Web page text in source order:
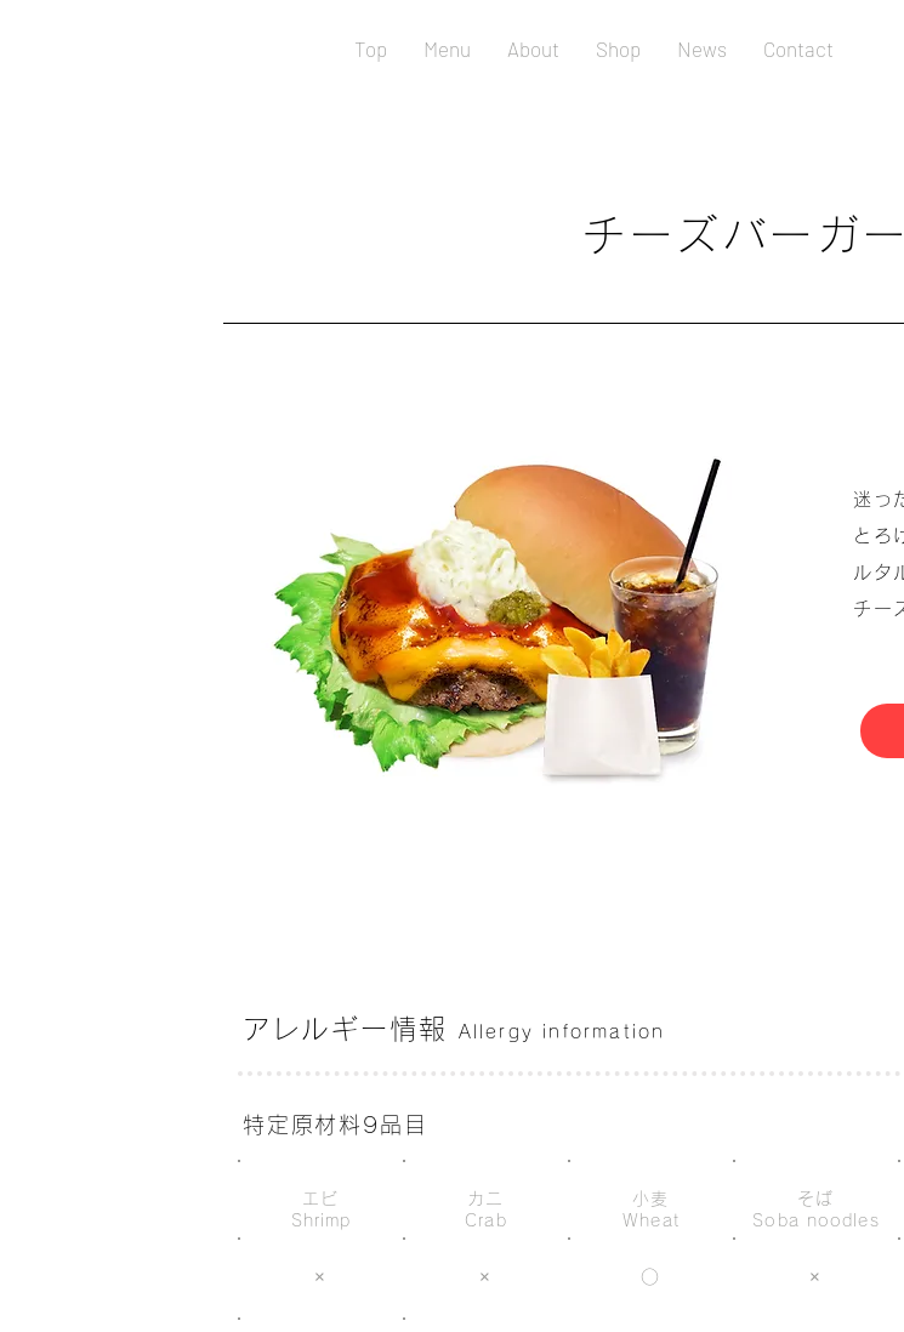
Top Menu About Shop News Contact
チーズバーガ
迷っ
とろ
ルタ
チー
アレルギー情報 Allergy information
特定原材料9品目
Shrimp
エビ
×
Crab
カニ
×
Wheat
小麦
○
Soba noodles
そば
×